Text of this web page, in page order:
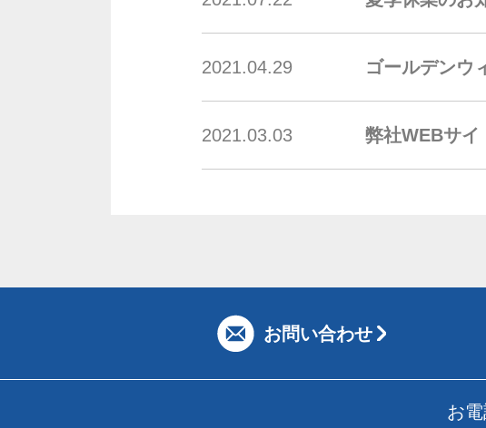
2021.04.29 ゴールデンウ
2021.03.03 弊社WEBサイ
お問い合わせ
お